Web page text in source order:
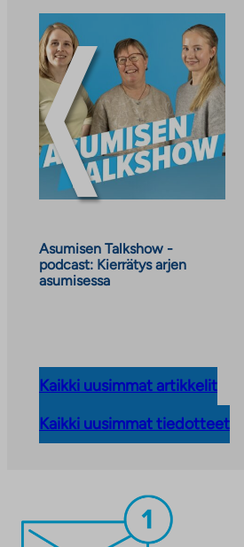
ja
tiedotteet
Asumisen Talkshow -
podcast: Kierrätys arjen
asumisessa
Kaikki uusimmat artikkelit
Kaikki uusimmat tiedotteet